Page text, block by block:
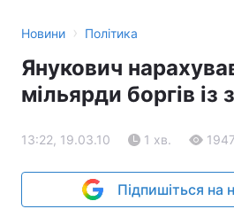
Новини › Політика
Янукович
мільярди боргів із
13:22, 19.03.10 1 хв. 1947
Підпишіться на